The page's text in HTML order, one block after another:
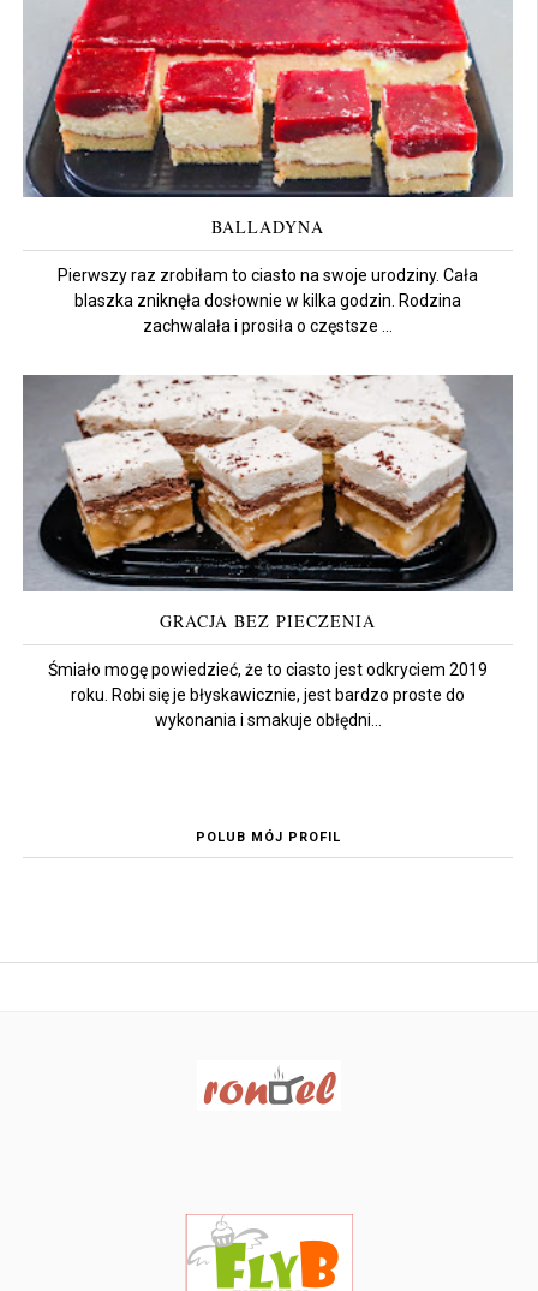
BALLADYNA
Pierwszy raz zrobiłam to ciasto na swoje urodziny. Cała
blaszka zniknęła dosłownie w kilka godzin. Rodzina
zachwalała i prosiła o częstsze ...
GRACJA BEZ PIECZENIA
Śmiało mogę powiedzieć, że to ciasto jest odkryciem 2019
roku. Robi się je błyskawicznie, jest bardzo proste do
wykonania i smakuje obłędni...
POLUB MÓJ PROFIL